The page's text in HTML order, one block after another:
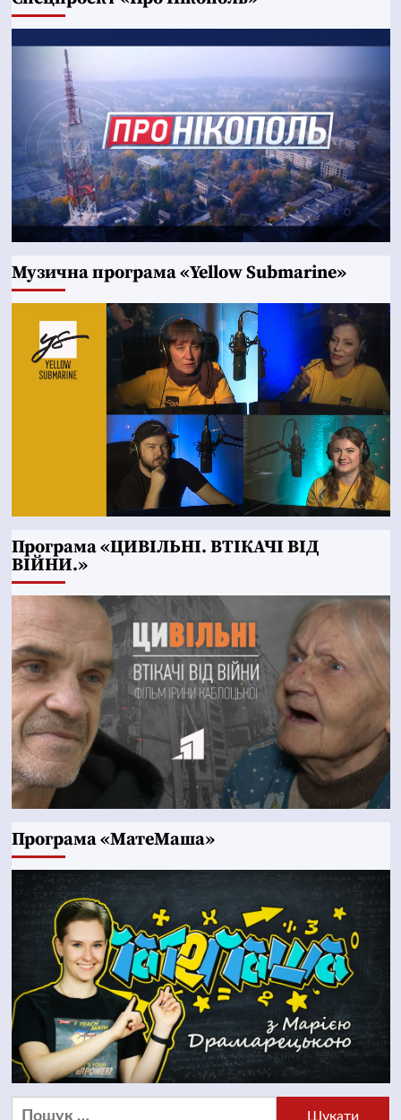
Музична програма «Yellow Submarine»
Програма «ЦИВІЛЬНІ. ВТІКАЧІ ВІД
ВІЙНИ.»
Програма «МатеМаша»
Пошук: